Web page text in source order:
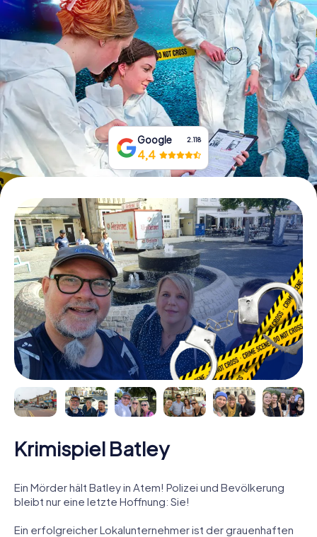
Tickets buchen
Gutscheine bestellen
Google 2.118
4,4
Krimispiel Batley
Ein Mörder hält Batley in Atem! Polizei und Bevölkerung
bleibt nur eine letzte Hoffnung: Sie!
Ein erfolgreicher Lokalunternehmer ist der grauenhaften